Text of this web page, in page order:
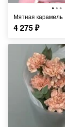
Мятная карамель
4 275₽